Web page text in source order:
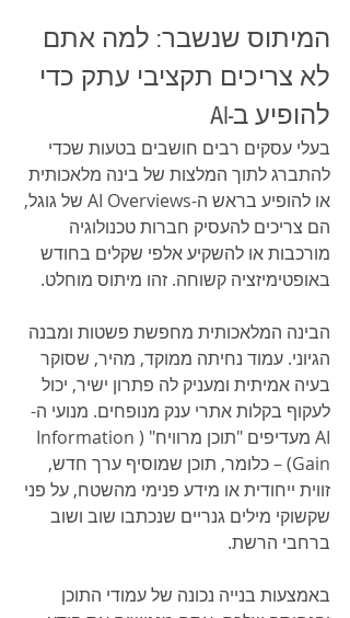
המיתוס שנשבר: למה אתם
לא צריכים תקציבי עתק כדי
להופיע ב-AI
בעלי עסקים רבים חושבים בטעות שכדי
להתברג לתוך המלצות של בינה מלאכותית
או להופיע בראש ה-AI Overviews של גוגל,
הם צריכים להעסיק חברות טכנולוגיה
מורכבות או להשקיע אלפי שקלים בחודש
באופטימיזציה קשוחה. זהו מיתוס מוחלט.
הבינה המלאכותית מחפשת פשטות ומבנה
הגיוני. עמוד נחיתה ממוקד, מהיר, שסוקר
בעיה אמיתית ומעניק לה פתרון ישיר, יכול
לעקוף בקלות אתרי ענק מנופחים. מנועי ה-
AI מעדיפים "תוכן מרוויח" (Information
Gain) – כלומר, תוכן שמוסיף ערך חדש,
זווית ייחודית או מידע פנימי מהשטח, על פני
שקשוקי מילים גנריים שנכתבו שוב ושוב
ברחבי הרשת.
באמצעות בנייה נכונה של עמודי התוכן